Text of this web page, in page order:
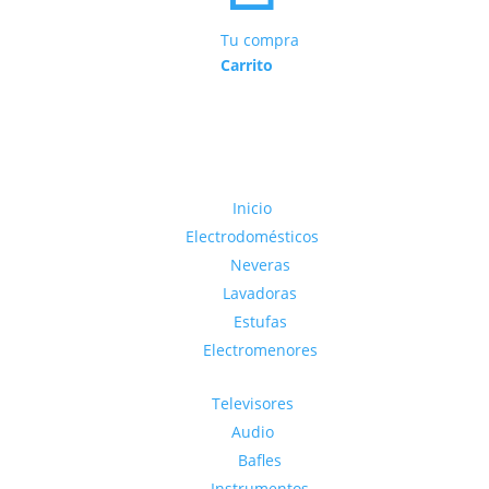
Tu compra
Carrito
Inicio
Electrodomésticos
Neveras
Lavadoras
Estufas
Electromenores
Televisores
Audio
Bafles